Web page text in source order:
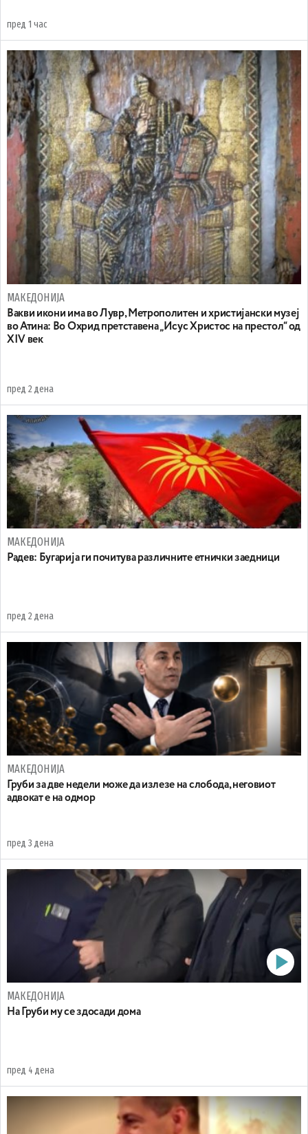
пред 1 час
МАКЕДОНИЈА
Вакви икони има во Лувр, Метрополитен и христијански музеј
во Атина: Во Охрид претставена „Исус Христос на престол“ од
XIV век
пред 2 дена
МАКЕДОНИЈА
Радев: Бугарија ги почитува различните етнички заедници
пред 2 дена
МАКЕДОНИЈА
Груби за две недели може да излезе на слобода, неговиот
адвокат е на одмор
пред 3 дена
МАКЕДОНИЈА
На Груби му се здосади дома
пред 4 дена